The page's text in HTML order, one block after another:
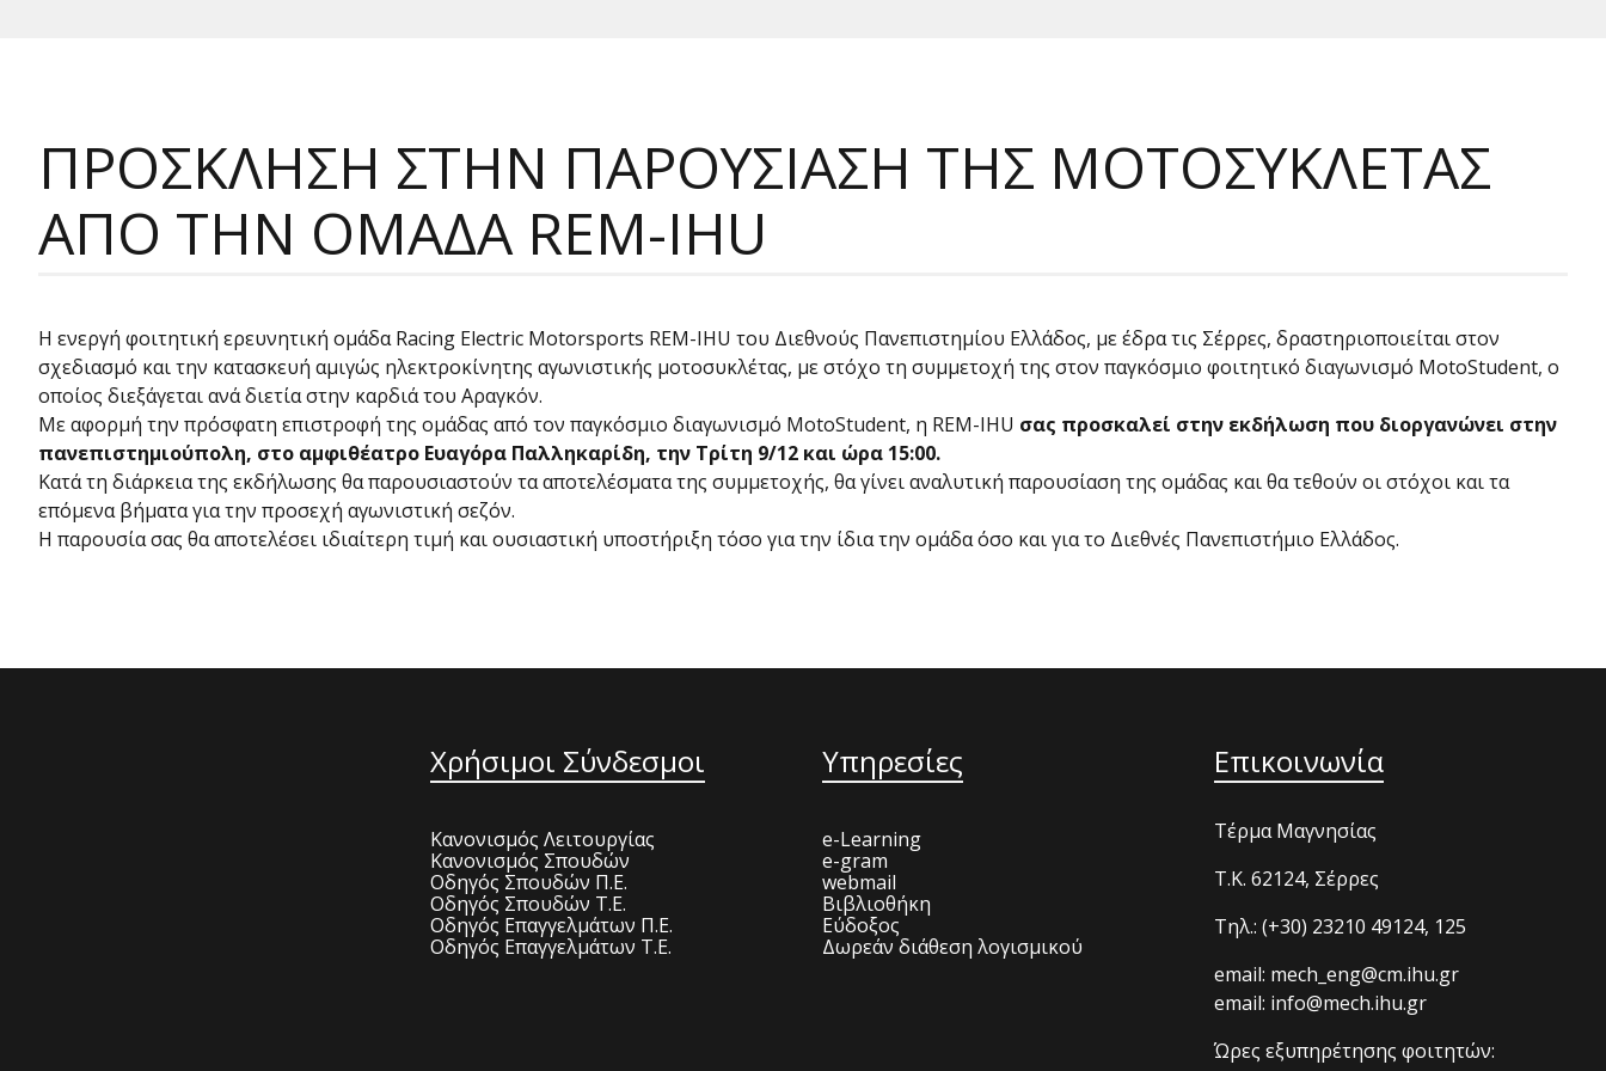
ΠΡΟΣΚΛΗΣΗ ΣΤΗΝ ΠΑΡΟΥΣΙΑΣΗ ΤΗΣ ΜΟΤΟΣΥΚΛΕΤΑΣ
ΑΠΟ ΤΗΝ ΟΜΑΔΑ REM-IHU
Η ενεργή φοιτητική ερευνητική ομάδα Racing Electric Motorsports REM-IHU του Διεθνούς Πανεπιστημίου Ελλάδος, με έδρα τις Σέρρες, δραστηριοποιείται στον
σχεδιασμό και την κατασκευή αμιγώς ηλεκτροκίνητης αγωνιστικής μοτοσυκλέτας, με στόχο τη συμμετοχή της στον παγκόσμιο φοιτητικό διαγωνισμό MotoStudent, ο
οποίος διεξάγεται ανά διετία στην καρδιά του Αραγκόν.
Με αφορμή την πρόσφατη επιστροφή της ομάδας από τον παγκόσμιο διαγωνισμό MotoStudent, η REM-IHU σας προσκαλεί στην εκδήλωση που διοργανώνει στην
πανεπιστημιούπολη, στο αμφιθέατρο Ευαγόρα Παλληκαρίδη, την Τρίτη 9/12 και ώρα 15:00.
Κατά τη διάρκεια της εκδήλωσης θα παρουσιαστούν τα αποτελέσματα της συμμετοχής, θα γίνει αναλυτική παρουσίαση της ομάδας και θα τεθούν οι στόχοι και τα
επόμενα βήματα για την προσεχή αγωνιστική σεζόν.
Η παρουσία σας θα αποτελέσει ιδιαίτερη τιμή και ουσιαστική υποστήριξη τόσο για την ίδια την ομάδα όσο και για το Διεθνές Πανεπιστήμιο Ελλάδος.
Χρήσιμοι Σύνδεσμοι
Κανονισμός Λειτουργίας
Κανονισμός Σπουδών
Οδηγός Σπουδών Π.Ε.
Οδηγός Σπουδών Τ.Ε.
Οδηγός Επαγγελμάτων Π.Ε.
Οδηγός Επαγγελμάτων Τ.Ε.
Υπηρεσίες
e-Learning
e-gram
webmail
Βιβλιοθήκη
Εύδοξος
Δωρεάν διάθεση λογισμικού
Επικοινωνία
Τέρμα Μαγνησίας
T.K. 62124, Σέρρες
Τηλ.: (+30) 23210 49124, 125
email: mech_eng@cm.ihu.gr
email: info@mech.ihu.gr
Ώρες εξυπηρέτησης φοιτητών: